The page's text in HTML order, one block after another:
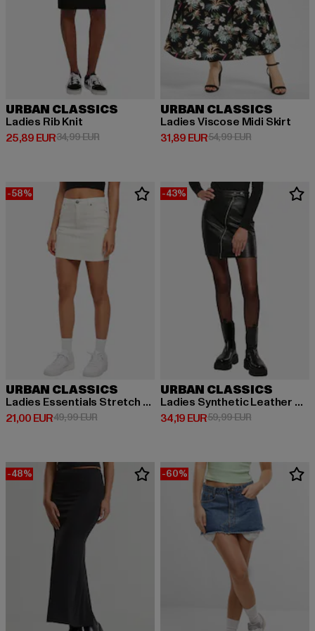
URBAN CLASSICS
Ladies Rib Knit
25,89 EUR
Derzeitiger Preis: 25,89 EUR
34,99 EURAktionspreis: 34,99 EUR
URBAN CLASSICS
Ladies Viscose Midi Skirt
31,89 EUR
Derzeitiger Preis: 31,89 EUR
54,99 EURAktionspreis:
-58%
URBAN CLASSICS
Ladies Essentials Stretch Denim Mini
21,00 EUR
Derzeitiger Preis: 21,00 EUR
49,99 EURAktionspreis: 49,99 EUR
-43%
URBAN CLASSICS
Ladies Synthetic Leather Biker
34,19 EUR
Derzeitiger Preis: 34,19 EUR
59,99 EURAktionspreis:
-48% -60%